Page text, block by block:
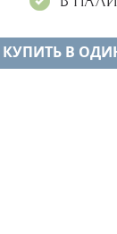
КУПИТЬ В